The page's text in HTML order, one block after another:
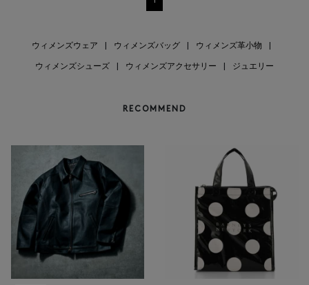
ウィメンズウェア ウィメンズバッグ ウィメンズ革小物
ウィメンズシューズ ウィメンズアクセサリー ジュエリー
RECOMMEND